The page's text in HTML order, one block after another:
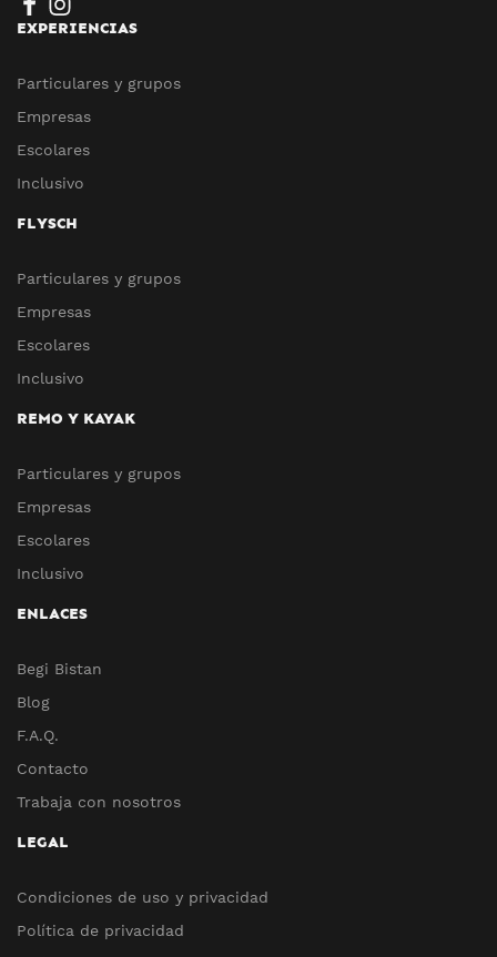
EXPERIENCIAS
Particulares y grupos
Empresas
Escolares
Inclusivo
FLYSCH
Particulares y grupos
Empresas
Escolares
Inclusivo
REMO Y KAYAK
Particulares y grupos
Empresas
Escolares
Inclusivo
ENLACES
Begi Bistan
Blog
F.A.Q.
Contacto
Trabaja con nosotros
LEGAL
Condiciones de uso y privacidad
Política de privacidad